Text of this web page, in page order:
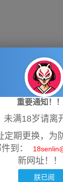
重要通知！！
未满18岁请离
定期更换，为
到：
新网址！！
朕已阅